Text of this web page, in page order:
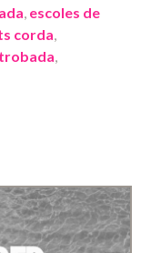
, escoles de
corda,
trobada,